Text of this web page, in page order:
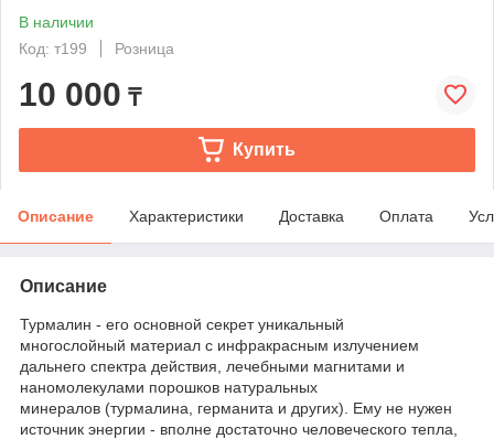
В наличии
Код: т199
Розница
10 000 ₸
Купить
Описание Характеристики Доставка Оплата
Описание
Турмалин - его основной секрет уникальный
многослойный материал с инфракрасным излучением
дальнего спектра действия, лечебными магнитами и
наномолекулами порошков натуральных
минералов (турмалина, германита и других). Ему не нужен
источник энергии - вполне достаточно человеческого тепла,